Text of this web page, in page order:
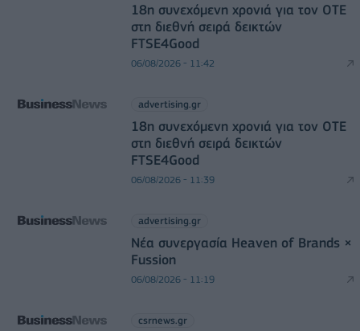
18η συνεχόμενη χρονιά για τον ΟΤΕ
στη διεθνή σειρά δεικτών
FTSE4Good
06/08/2026 - 11:42
advertising.gr
18η συνεχόμενη χρονιά για τον ΟΤΕ
στη διεθνή σειρά δεικτών
FTSE4Good
06/08/2026 - 11:39
advertising.gr
Νέα συνεργασία Heaven of Brands ×
Fussion
06/08/2026 - 11:19
csrnews.gr